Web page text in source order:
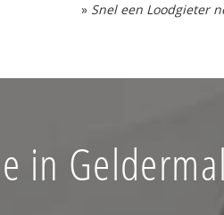
» Snel een Loodgieter
in